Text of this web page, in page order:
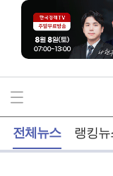
전체뉴스 랭킹뉴